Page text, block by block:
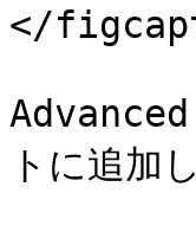
</
トに追加